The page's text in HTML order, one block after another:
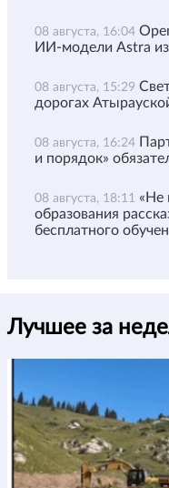
08 августа, 16:04
ИИ-модели Astra
08 августа, 15:29
дорогах
08 августа, 16:24
и порядок»
08 августа, 18:11 «Не
образования
бесплатного
Лучшее за